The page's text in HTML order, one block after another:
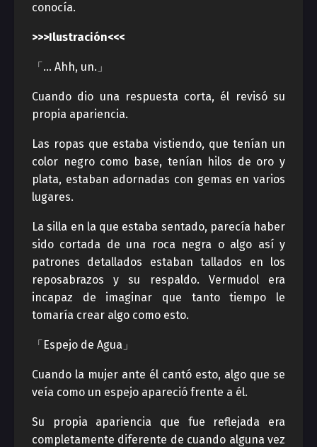
conocía.
>>>Ilustración<<<
「… Ahh, un.」
Cuando dio una respuesta corta, él revisó su
propia apariencia.
Las ropas que estaba vistiendo, que tenían un
color negro como base, tenían hilos de oro y
plata, estaban adornadas con gemas en varios
lugares.
La silla en la que estaba sentado, parecía haber
sido cortada de una roca negra o algo así y
patrones detallados estaban tallados en los
reposabrazos y su respaldo. Vermudol era
incapaz de imaginar que tanto tiempo le
tomaría crear algo como esto.
「Espejo de Agua」
Cuando la mujer ante él cantó esto, algo que se
veía como un espejo apareció frente a él.
Su propia apariencia que fue reflejada era
completamente diferente de cuando alguna vez